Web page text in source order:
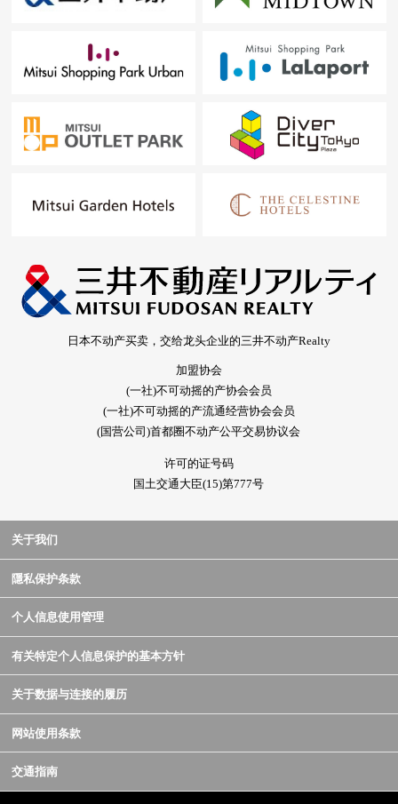
日本不动产买卖，交给龙头企业的三井不动产Realty
加盟协会
(一社)不可动摇的产协会会员
(一社)不可动摇的产流通经营协会会员
(国营公司)首都圈不动产公平交易协议会
许可的证号码
国土交通大臣(15)第777号
关于我们
隱私保护条款
个人信息使用管理
有关特定个人信息保护的基本方针
关于数据与连接的履历
网站使用条款
交通指南